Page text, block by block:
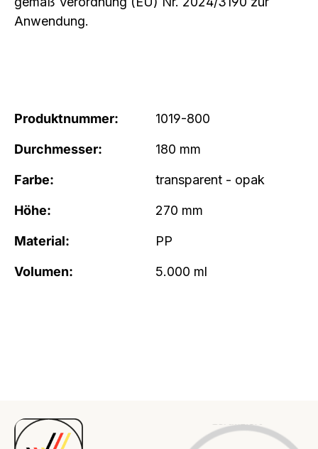
Anwendung.
Produktnummer: 1019-800
Durchmesser: 180 mm
Farbe: transparent - opak
Höhe: 270 mm
Material: PP
Volumen: 5.000 ml